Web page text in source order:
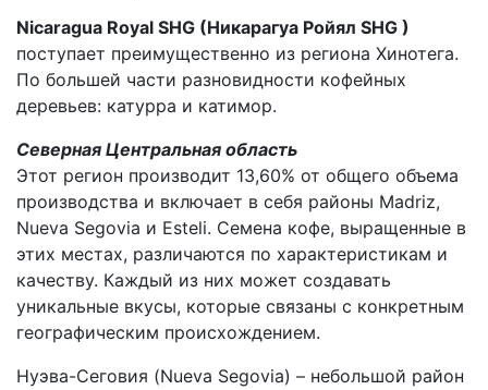
Nicaragua Royal SHG (Никарагуа Ройял SHG )
поступает преимущественно из региона Хинотега.
По большей части разновидности кофейных
деревьев: катурра и катимор.
Северная Центральная область
Этот регион производит 13,60% от общего объема
производства и включает в себя районы Madriz,
Nueva Segovia и Esteli. Семена кофе, выращенные в
этих местах, различаются по характеристикам и
качеству. Каждый из них может создавать
уникальные вкусы, которые связаны с конкретным
географическим происхождением.
Нуэва-Сеговия (Nueva Segovia) – небольшой район